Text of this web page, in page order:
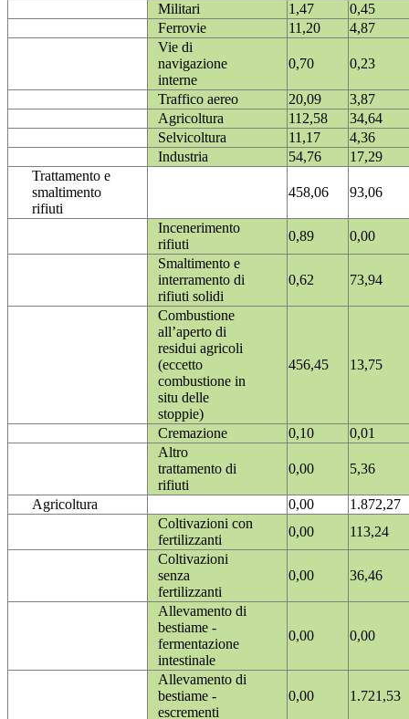
Militari
1,47
0,45
Ferrovie
11,20
4,87
Vie di
navigazione
interne
0,70 0,23
Traffico aereo 20,09
3,87
Agricoltura
112,58
34,64
Selvicoltura
11,17
4,36
Industria
54,76
17,29
Trattamento e
smaltimento
rifiuti
458,06 93,06
Incenerimento
rifiuti
0,89
0,00
Smaltimento e
interramento di
rifiuti solidi
0,62 73,94
Combustione
all’aperto di
residui agricoli
(eccetto
combustione in
situ delle
stoppie)
456,45 13,75
Cremazione 0,10
0,01
Altro
trattamento di
rifiuti
0,00 5,36
Agricoltura 0,00
1.872,27
Coltivazioni con
fertilizzanti
0,00
113,24
Coltivazioni
senza
fertilizzanti
0,00 36,46
Allevamento di
bestiame -
fermentazione
intestinale
0,00 0,00
Allevamento di
bestiame -
escrementi
0,00 1.721,53